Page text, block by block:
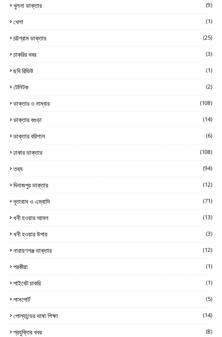
খুলনা ডাক্তার (9)
খেলা (1)
চট্টগ্রাম ডাক্তার (25)
চাকরির খবর (3)
ছবি রিভিউ (1)
টেলিটক (2)
ডাক্তার ও নাম্বার (108)
ডাক্তার বগুড়া (14)
ডাক্তার বরিশাল (6)
ঢাকার ডাক্তার (108)
তথ্য (94)
দিনাজপুর ডাক্তার (12)
দূতাবাস ও এম্বাসি (71)
ধনী হওয়ার আমল (13)
ধনী হওয়ার উপায় (3)
নারায়ণগঞ্জ ডাক্তার (12)
পরকীয়া (1)
পাইবেট চাকরি (1)
পাসপোর্ট (5)
পোল্যান্ডের ভাষা শিক্ষা (14)
প্রযুক্তির খবর (8)